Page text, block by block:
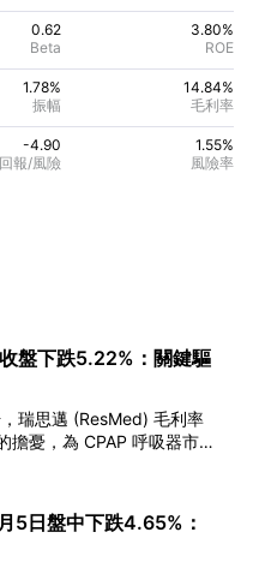
0.62
Beta
3.80%
ROE
1.78%
振幅
14.84%
毛利率
-4.90
回報/風險
1.55%
風險率
盤下跌5.22%：關鍵驅
瑞思邁 (ResMed) 毛利率
擔憂，為 CPAP 呼吸器市場
與營運費用上升，正對短
5日盤中下跌4.65%：